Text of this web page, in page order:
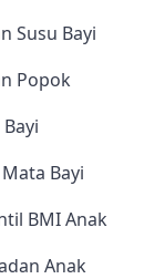
Susu Bayi
Popok
Bayi
BMI Anak
Anak